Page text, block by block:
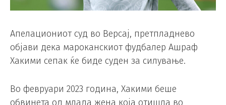
Апелациониот суд во Версај, претпладнево
објави дека мароканскиот фудбалер Ашраф
Хакими сепак ќе биде суден за силување.
Во февруари 2023 година, Хакими беше
обвинета од млада жена која отишла во